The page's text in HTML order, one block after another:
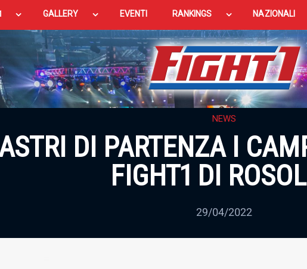
GALLERY EVENTI RANKINGS NAZIONALI
NEWS
DI PARTENZA I
FIGHT1 DI
29/04/2022